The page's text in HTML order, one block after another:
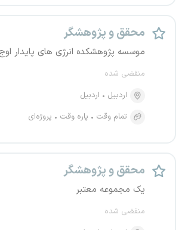
محقق و پژوهشگر
موسسه پژوهشکده انرژی های پایدار اوج
منقضی شده
اردبیل
اردبیل
تمام وقت
پاره وقت پروژه‌ای
محقق و پژوهشگر
یک مجموعه معتبر
منقضی شده